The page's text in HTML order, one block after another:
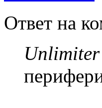
Ответ на